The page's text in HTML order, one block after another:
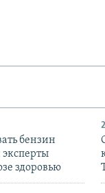
бензин
эксперты
здоровью